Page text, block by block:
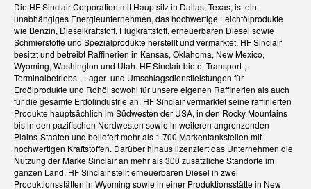
Die HF Sinclair Corporation mit Hauptsitz in Dallas, Texas, ist ein
unabhängiges Energieunternehmen, das hochwertige Leichtölprodukte
wie Benzin, Dieselkraftstoff, Flugkraftstoff, erneuerbaren Diesel sowie
Schmierstoffe und Spezialprodukte herstellt und vermarktet. HF Sinclair
besitzt und betreibt Raffinerien in Kansas, Oklahoma, New Mexico,
Wyoming, Washington und Utah. HF Sinclair bietet Transport-,
Terminalbetriebs-, Lager- und Umschlagsdienstleistungen für
Erdölprodukte und Rohöl sowohl für unsere eigenen Raffinerien als auch
für die gesamte Erdölindustrie an. HF Sinclair vermarktet seine raffinierten
Produkte hauptsächlich im Südwesten der USA, in den Rocky Mountains
bis in den pazifischen Nordwesten sowie in weiteren angrenzenden
Plains-Staaten und beliefert mehr als 1.700 Markentankstellen mit
hochwertigen Kraftstoffen. Darüber hinaus lizenziert das Unternehmen die
Nutzung der Marke Sinclair an mehr als 300 zusätzliche Standorte im
ganzen Land. HF Sinclair stellt erneuerbaren Diesel in zwei
Produktionsstätten in Wyoming sowie in einer Produktionsstätte in New